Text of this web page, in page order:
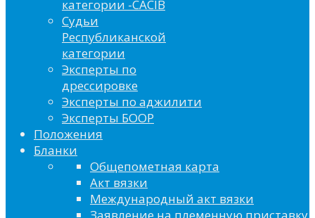
категории -CACIB
Судьи
Республиканской
категории
Эксперты по
дрессировке
Эксперты по аджилити
Эксперты БООР
Положения
Бланки
Общепометная карта
Акт вязки
Международный акт вязки